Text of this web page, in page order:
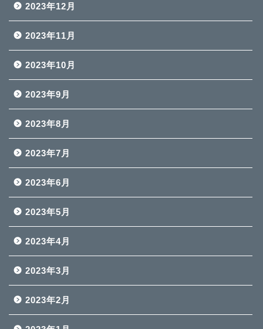
2023年12月
2023年11月
2023年10月
2023年9月
2023年8月
2023年7月
2023年6月
2023年5月
2023年4月
2023年3月
2023年2月